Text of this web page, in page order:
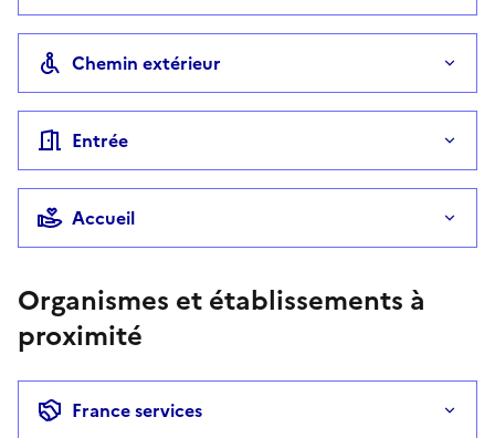
Chemin extérieur
Entrée
Accueil
Organismes et établissements à
proximité
France services